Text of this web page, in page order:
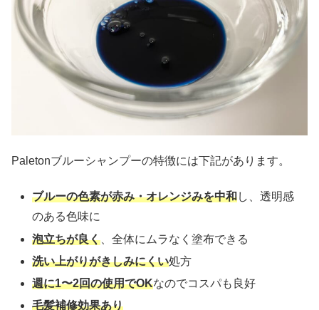
Paletonブルーシャンプーの特徴には下記があります。
ブルーの色素が赤み・オレンジみを中和し、透明感
のある色味に
泡立ちが良く 、全体にムラなく塗布できる
洗い上がりがきしみにくい処方
週に1〜2回の使用でOKなのでコスパも良好
毛髪補修効果あり